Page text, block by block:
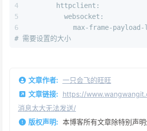
      httpclient:
        websocket:
max-frame-payload-
# 需要设置的大小
文章作者: 一只会飞的旺旺
文章链接: https://
消息太大无法发送/
版权声明: 本博客所有文章除特别声